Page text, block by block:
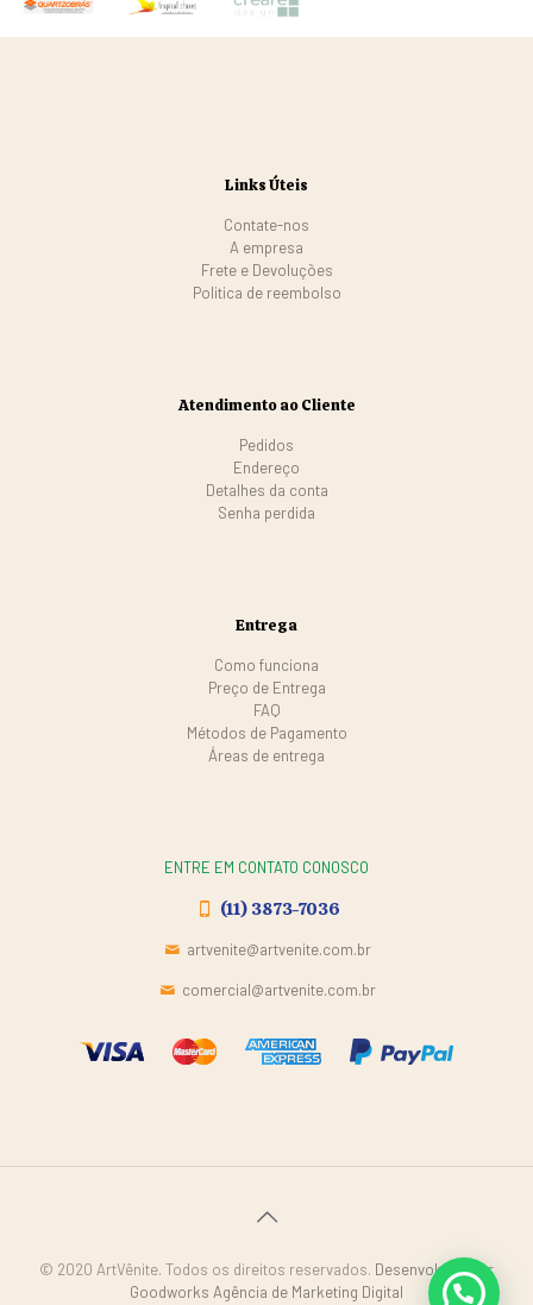
Links Úteis
Contate-nos
A empresa
Frete e Devoluções
Politica de reembolso
Atendimento ao Cliente
Pedidos
Endereço
Detalhes da conta
Senha perdida
Entrega
Como funciona
Preço de Entrega
FAQ
Métodos de Pagamento
Áreas de entrega
ENTRE EM CONTATO CONOSCO
(11) 3873-7036
artvenite@artvenite.com.br
comercial@artvenite.com.br
© 2020 ArtVênite. Todos os direitos reservados. Desenvolvido por
Goodworks Agência de Marketing Digital